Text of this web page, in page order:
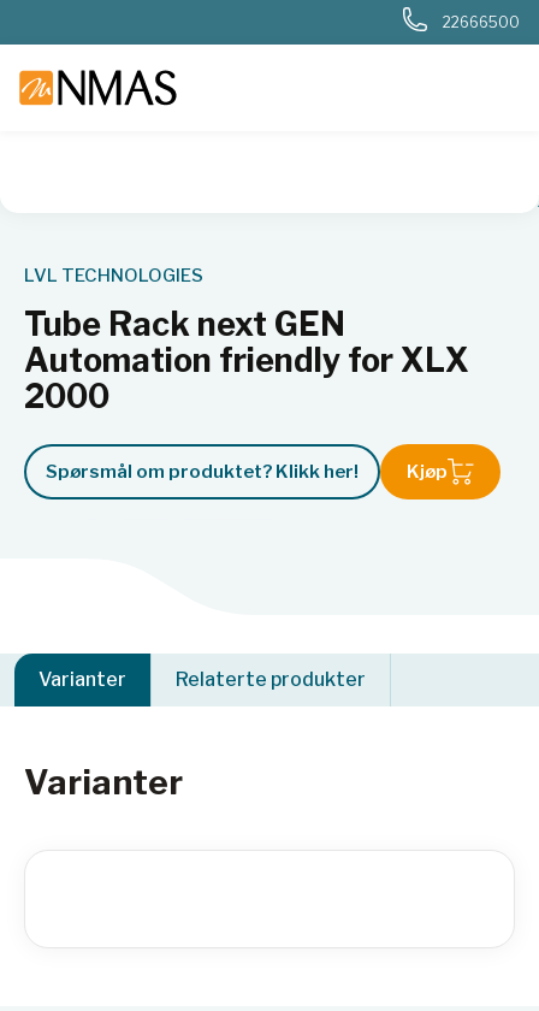
22666500
LVL TECHNOLOGIES
Tube Rack next GEN
Automation friendly for XLX
2000
Spørsmål om produktet? Klikk her! Kjøp
Varianter Relaterte produkter
Varianter